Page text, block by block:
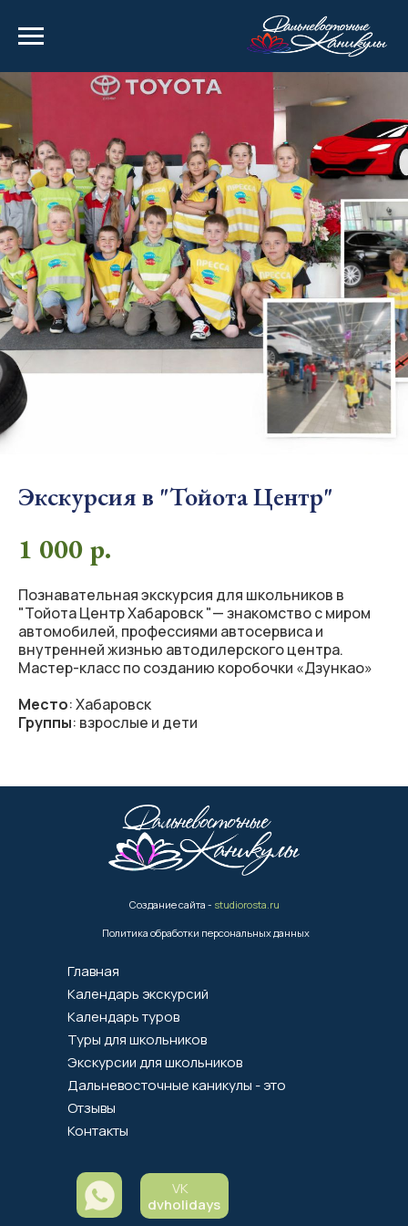
Экскурсия в "Тойота Центр"
1 000 р.
Познавательная экскурсия для школьников в
"Тойота Центр Хабаровск "— знакомство с миром
автомобилей, профессиями автосервиса и
внутренней жизнью автодилерского центра.
Мастер-класс по созданию коробочки «Дзункао»
Место: Хабаровск
Группы: взрослые и дети
Политика обработки персональных данных
Создание сайта - studiorosta.ru
VK
dvholidays
Экскурсии для школьников
Главная
Календарь экскурсий
Календарь туров
Туры для школьников
Контакты
Отзывы
Дальневосточные каникулы - это